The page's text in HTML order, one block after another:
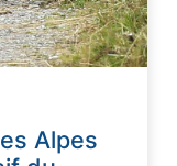
Alpes